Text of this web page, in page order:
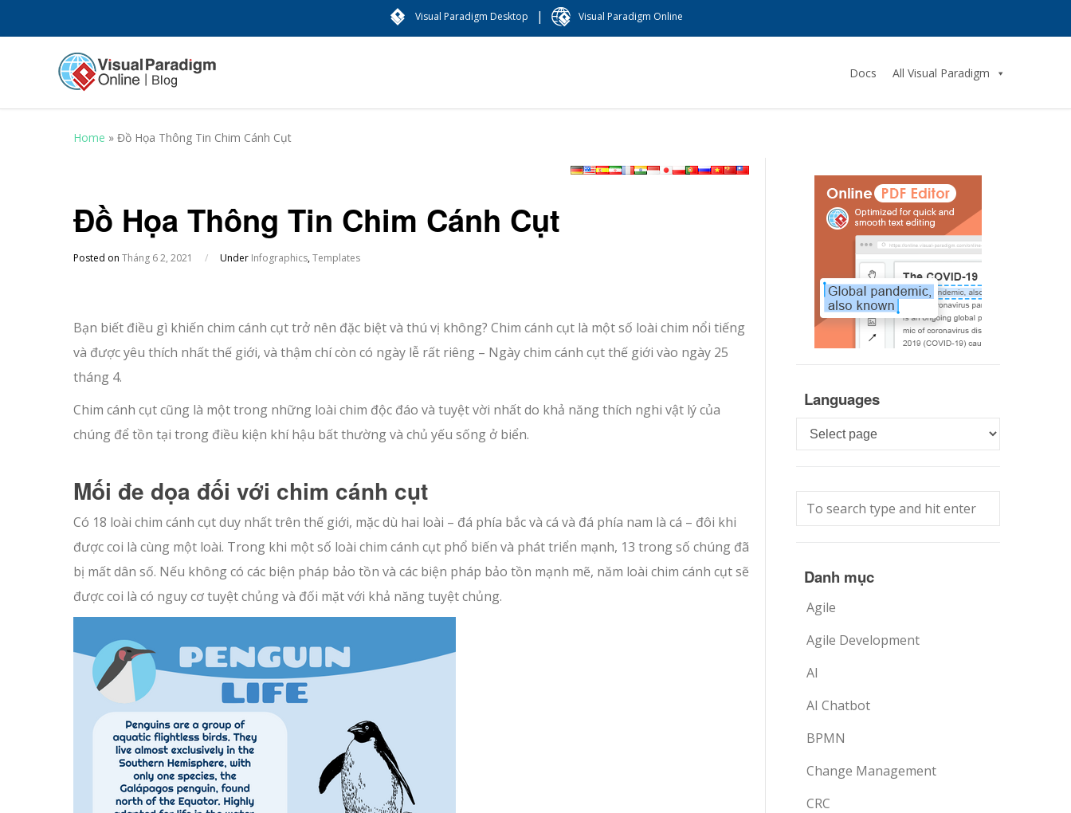
Visual Paradigm Desktop | Visual Paradigm Online
Docs All Visual Paradigm
Home » Đồ Họa Thông Tin Chim Cánh Cụt
Đồ Họa Thông Tin Chim Cánh Cụt
Posted on Tháng 6 2, 2021 / Under Infographics,Templates
Bạn biết điều gì khiến chim cánh cụt trở nên đặc biệt và thú vị không? Chim cánh cụt là một số loài chim nổi tiếng
và được yêu thích nhất thế giới, và thậm chí còn có ngày lễ rất riêng – Ngày chim cánh cụt thế giới vào ngày 25
tháng 4.
Chim cánh cụt cũng là một trong những loài chim độc đáo và tuyệt vời nhất do khả năng thích nghi vật lý của
chúng để tồn tại trong điều kiện khí hậu bất thường và chủ yếu sống ở biển.
Mối đe dọa đối với chim cánh cụt
Có 18 loài chim cánh cụt duy nhất trên thế giới, mặc dù hai loài – đá phía bắc và cá và đá phía nam là cá – đôi khi
được coi là cùng một loài. Trong khi một số loài chim cánh cụt phổ biến và phát triển mạnh, 13 trong số chúng đã
bị mất dân số. Nếu không có các biện pháp bảo tồn và các biện pháp bảo tồn mạnh mẽ, năm loài chim cánh cụt sẽ
được coi là có nguy cơ tuyệt chủng và đối mặt với khả năng tuyệt chủng.
Languages
Languages
Danh mục
Agile
Agile Development
AI
AI Chatbot
BPMN
Change Management
CRC